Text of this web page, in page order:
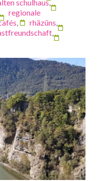
schulhaus,
regionale
, rhäzüns,
,